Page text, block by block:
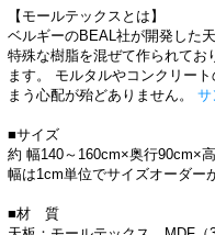
【モールテックスとは】
ベルギーのBEAL社が開発した
特殊な樹脂を混ぜて作られてお
ます。 モルタルやコンクリー
まう心配が殆どありません。 サ
■サイズ
約 幅140～160cm×奥行90cm×
幅は1cm単位でサイズオーダー
■材 質